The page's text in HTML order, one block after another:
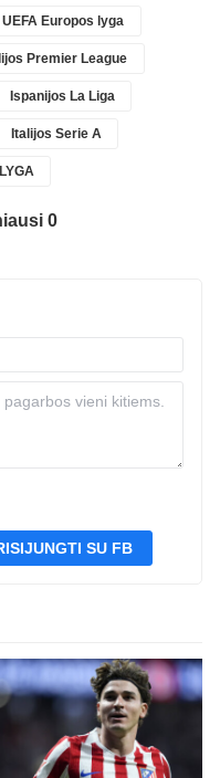
UEFA Europos lyga
Premier League
Ispanijos La Liga
Italijos Serie A
0
SU FB